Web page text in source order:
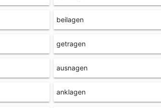
beilagen
getragen
ausnagen
anklagen